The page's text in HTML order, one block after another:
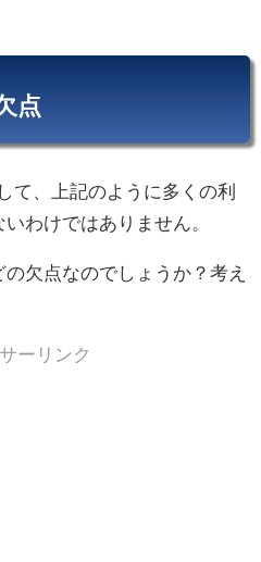
点
て、上記のように多くの利
わけではありません。
欠点なのでしょうか？考え
ーリンク